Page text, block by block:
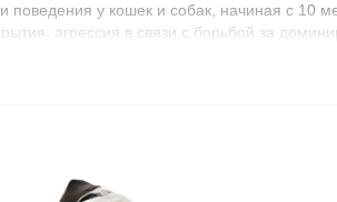
поведения у кошек и собак, начиная с 10
агрессия в связи с борьбой за
маркировки, мечение в квартире,